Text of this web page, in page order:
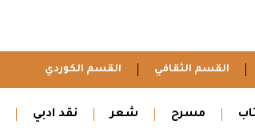
القسم الثقافي القسم الكوردي
مسرح شعر نقد ادبي